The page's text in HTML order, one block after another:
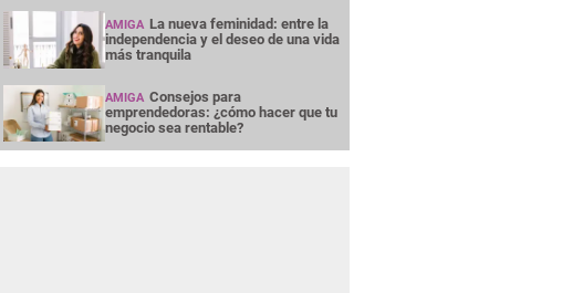
AMIGA La nueva feminidad: entre la
independencia y el deseo de una vida
más tranquila
AMIGA Consejos para
emprendedoras: ¿cómo hacer que tu
negocio sea rentable?